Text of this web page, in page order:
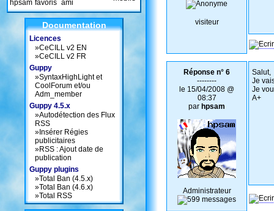
Documentation
Licences
»CeCILL v2 EN
»CeCILL v2 FR
Guppy
»SyntaxHighLight et
CoolForum et/ou
Adm_member
Guppy 4.5.x
»Autodétection des Flux
RSS
» Insérer Régies
publicitaires
»RSS : Ajout date de
publication
Guppy plugins
»Total Ban (4.5.x)
»Total Ban (4.6.x)
»Total RSS
visiteur
Réponse n° 6
--------
le 15/04/2008 @
08:37
par hpsam
Administrateur
Salut,
Je
Je
A+